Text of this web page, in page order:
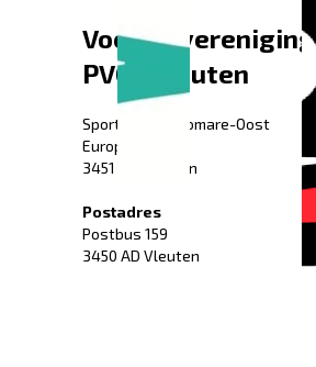
Voetbalvereniging
PVCV Vleuten
Sportpark Fletiomare-Oost
Europaweg 52
3451 HG Vleuten
Postadres
Postbus 159
3450 AD Vleuten